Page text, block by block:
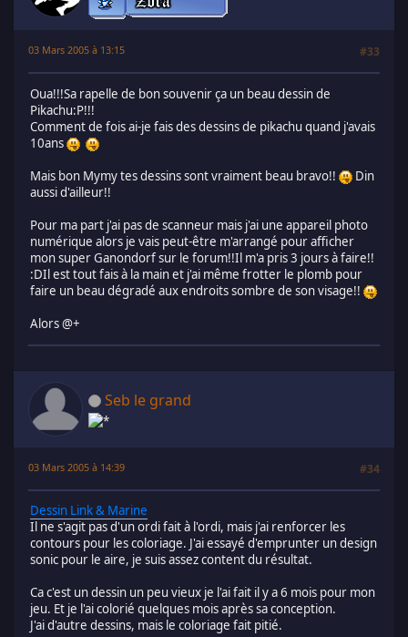
03 Mars 2005 à 13:15 #33
Oua!!!Sa rapelle de bon souvenir ça un beau dessin de
Pikachu:P!!!
Comment de fois ai-je fais des dessins de pikachu quand j'avais
10ans
Mais bon Mymy tes dessins sont vraiment beau bravo!!
Din
aussi d'ailleur!!
Pour ma part j'ai pas de scanneur mais j'ai une appareil photo
numérique alors je vais peut-être m'arrangé pour afficher
mon super Ganondorf sur le forum!!Il m'a pris 3 jours à faire!!
:DIl est tout fais à la main et j'ai même frotter le plomb pour
faire un beau dégradé aux endroits sombre de son visage!!
Alors @+
Seb le grand
03 Mars 2005 à 14:39 #34
Dessin Link & Marine
Il ne s'agit pas d'un ordi fait à l'ordi, mais j'ai renforcer les
contours pour les coloriage. J'ai essayé d'emprunter un design
sonic pour le aire, je suis assez content du résultat.
Ca c'est un dessin un peu vieux je l'ai fait il y a 6 mois pour mon
jeu. Et je l'ai colorié quelques mois après sa conception.
J'ai d'autre dessins, mais le coloriage fait pitié.